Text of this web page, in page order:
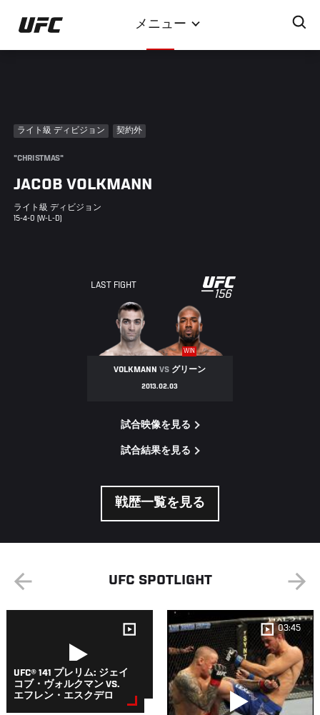
イ
ン
ン
ツ
に
移
メニュー
ライト級 ディビジョン 契約外
"CHRISTMAS"
JACOB VOLKMANN
ライト級 ディビジョン
15-4-0 (W-L-D)
LAST FIGHT
UFC
156156
WIN
VOLKMANNVS グリーン
2013.02.03
試合映像を見る
試合結果を見る
戦歴一覧を見る
UFC SPOTLIGHT
UFC® 141 プレリム: ジェイ
コブ・ヴォルクマン VS.
エフレン・エスクデロ
03:45